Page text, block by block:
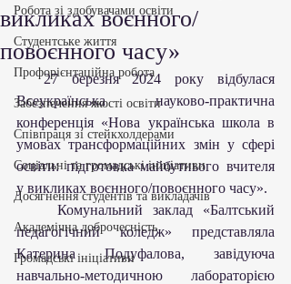
Робота зі здобувачами освіти
Студентське життя
Профорієнтаційна робота
Забезпечення якості освіти
Співпраця зі стейкхолдерами
Соціальні та громадські ініціативи
Досягнення студентів та викладачів
Академічна доброчесність
Громадські ініціативи
викликах воєнного/
повоєнного часу»
  27 березня 2024 року відбулася
Всеукраїнська науково-практична
конференція «Нова українська школа в
умовах трансформаційних змін у сфері
освіти: підготовка майбутнього вчителя
у викликах воєнного/повоєнного часу».
Комунальний заклад «Балтський
педагогічний коледж» представляла
Катерина Подуфалова, завідуюча
навчально-методичною лабораторією